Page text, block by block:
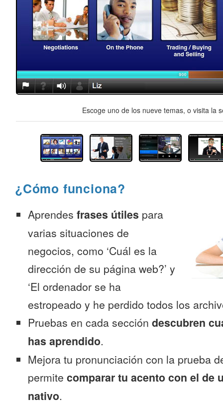
Escoge uno de los nueve temas, o visita la
¿Cómo funciona?
Aprendes frases útiles para
varias situaciones de
negocios, como ‘Cuál es la
dirección de su página web?’ y
‘El ordenador se ha
estropeado y he perdido todos los
Pruebas en cada sección descubren
has aprendido.
Mejora tu pronunciación con la prueba
permite comparar tu acento con el de
nativo.